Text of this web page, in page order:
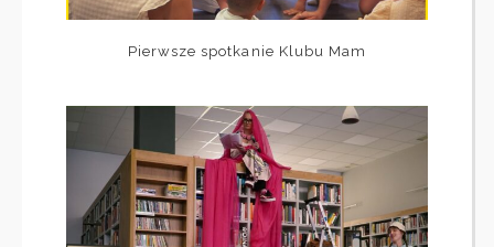
Pierwsze spotkanie Klubu Mam